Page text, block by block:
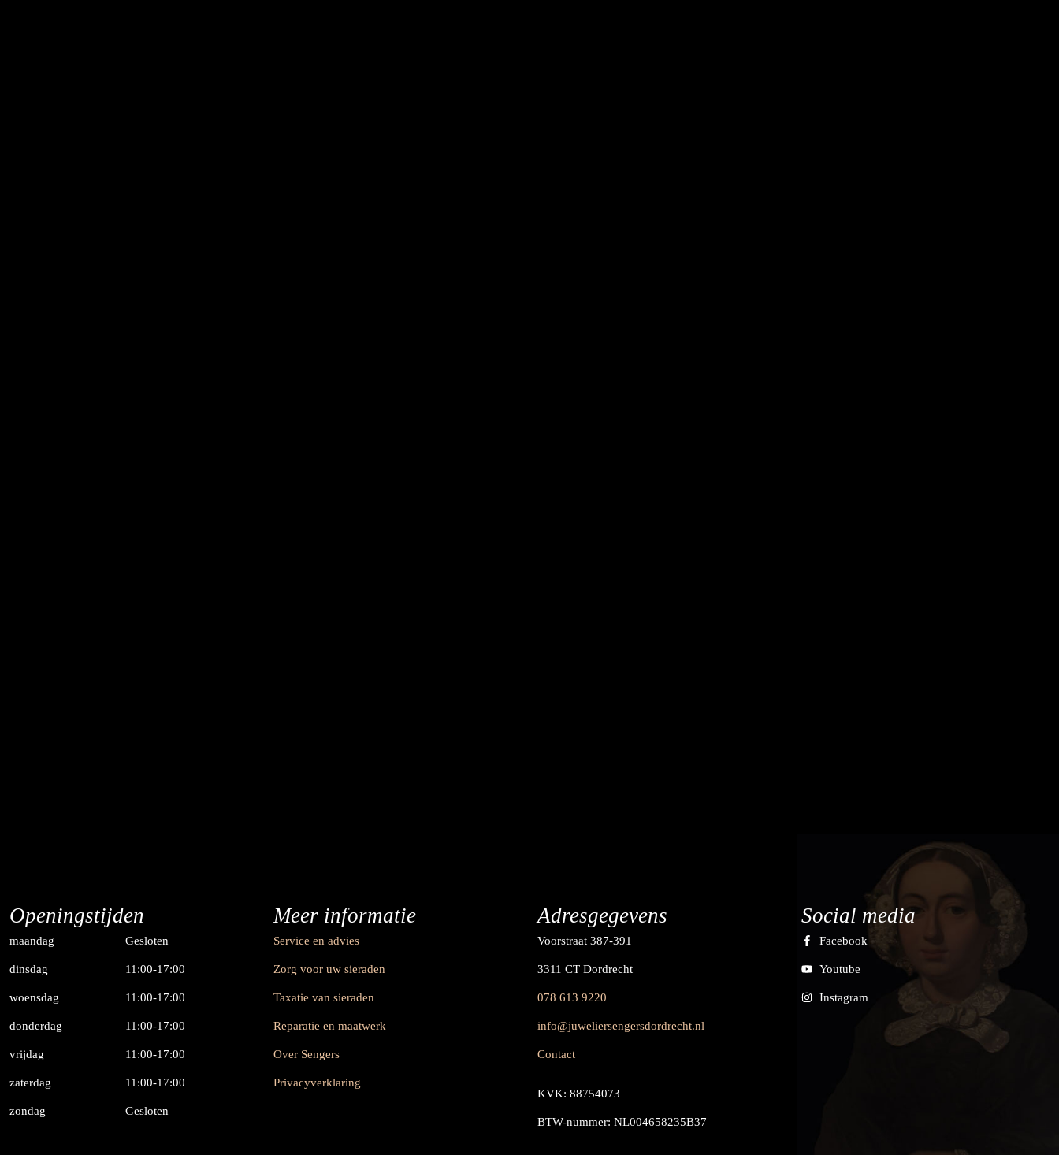
Openingstijden
maandag Gesloten
dinsdag 11:00-17:00
woensdag 11:00-17:00
donderdag 11:00-17:00
vrijdag 11:00-17:00
zaterdag 11:00-17:00
zondag Gesloten
Meer informatie
Service en advies
Zorg voor uw sieraden
Taxatie van sieraden
Reparatie en maatwerk
Over Sengers
Privacyverklaring
Adresgegevens
Voorstraat 387-391
3311 CT Dordrecht
078 613 9220
info@juweliersengersdordrecht.nl
Contact
KVK: 88754073
BTW-nummer: NL004658235B37
Social media
Facebook
Youtube
Instagram